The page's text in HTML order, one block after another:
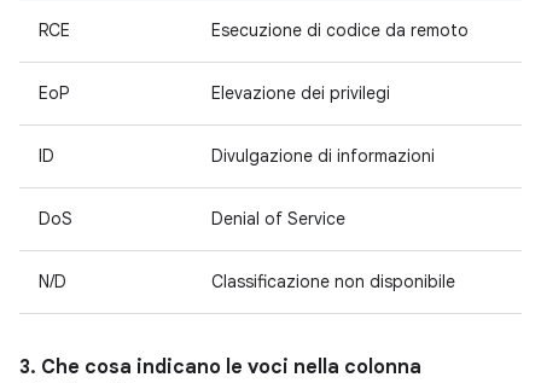
RCE Esecuzione di codice da remoto
EoP Elevazione dei privilegi
ID Divulgazione di informazioni
DoS Denial of Service
N/D Classificazione non disponibile
3. Che cosa indicano le voci nella colonna